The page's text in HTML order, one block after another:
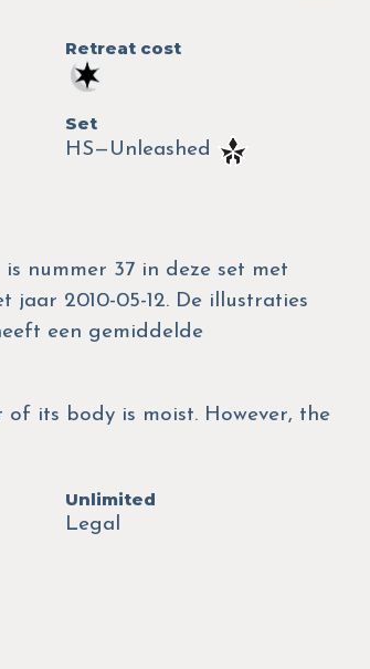
Retreat cost
Set
HS—Unleashed
nummer 37 in deze set met
2010-05-12. De illustraties
een gemiddelde
its body is moist. However, the
Unlimited
Legal